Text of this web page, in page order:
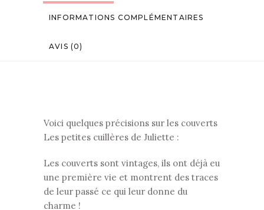
INFORMATIONS COMPLÉMENTAIRES
AVIS (0)
Voici quelques précisions sur les couverts
Les petites cuillères de Juliette :
Les couverts sont vintages, ils ont déjà eu
une première vie et montrent des traces
de leur passé ce qui leur donne du
charme !